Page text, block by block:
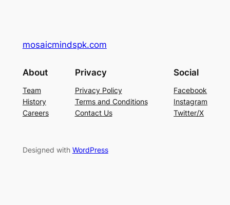
mosaicmindspk.com
About
Team
History
Careers
Privacy
Privacy Policy
Terms and Conditions
Contact Us
Social
Facebook
Instagram
Twitter/X
Designed with WordPress